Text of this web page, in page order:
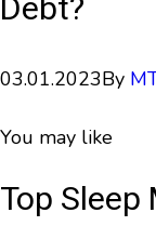
Debt?
03.01.2023By
You may like
Top Sleep